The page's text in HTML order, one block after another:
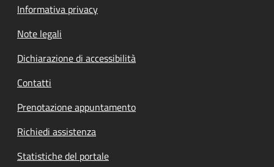
Informativa privacy
Note legali
Dichiarazione di accessibilità
Contatti
Prenotazione appuntamento
Richiedi assistenza
Statistiche del portale